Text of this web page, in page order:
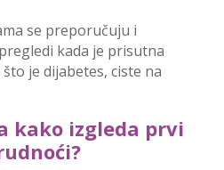
se preporučuju i
kada je prisutna
je dijabetes, ciste na
kako izgleda prvi